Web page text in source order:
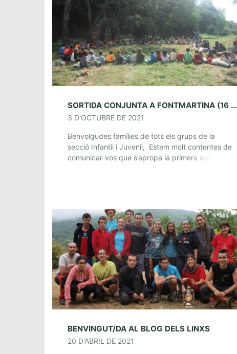
SORTIDA CONJUNTA A FONTMARTINA (16 I 17 D’OCTUBRE)
3 D'OCTUBRE DE 2021
Benvolgudes famílies de tots els grups de la
secció Infantil i Juvenil, Estem molt contentes de
comunicar-vos que s’apropa la primera sortida,
BENVINGUT/DA AL BLOG DELS LINXS
20 D'ABRIL DE 2021